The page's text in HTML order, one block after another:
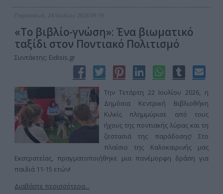
Παρασκευή, 24 Ιουλίου 2026 09:19
«Το βιβλίο-γνώση»: Ένα βιωματικό
ταξίδι στον Ποντιακό Πολιτισμό
Συντάκτης: Eidisis.gr
Την Τετάρτη 22 Ιουλίου 2026, η
Δημόσια Κεντρική Βιβλιοθήκη
Κιλκίς πλημμύρισε από τους
ήχους της ποντιακής λύρας και τη
ζεστασιά της παράδοσης! Στο
πλαίσιο της Καλοκαιρινής μας
Εκστρατείας, πραγματοποιήθηκε μια πανέμορφη δράση για
παιδιά 11-15 ετών!
Διαβάστε περισσότερα...